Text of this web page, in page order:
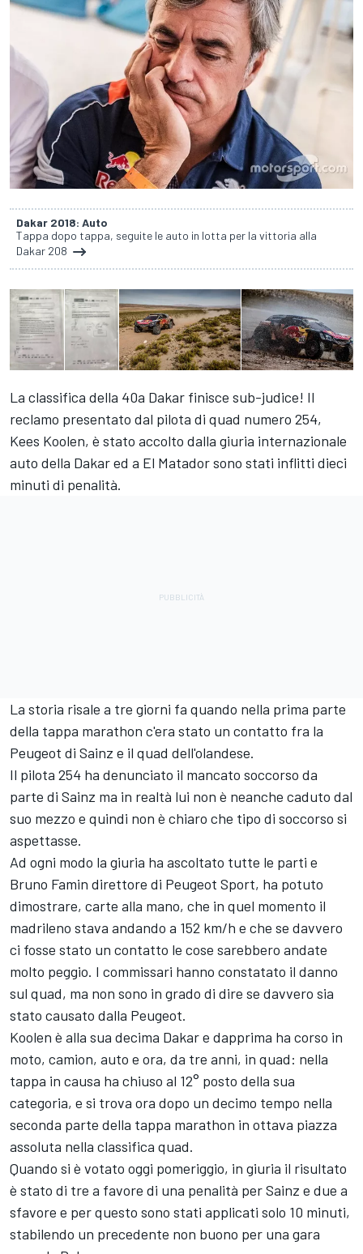
Dakar 2018: Auto
Tappa dopo tappa, seguite le auto in lotta per la vittoria alla
Dakar 208
La classifica della 40a Dakar finisce sub-judice! Il
reclamo presentato dal pilota di quad numero 254,
Kees Koolen, è stato accolto dalla giuria internazionale
auto della Dakar ed a El Matador sono stati inflitti dieci
minuti di penalità.
La storia risale a tre giorni fa quando nella prima parte
della tappa marathon c'era stato un contatto fra la
Peugeot di Sainz e il quad dell'olandese.
Il pilota 254 ha denunciato il mancato soccorso da
parte di Sainz ma in realtà lui non è neanche caduto dal
suo mezzo e quindi non è chiaro che tipo di soccorso si
aspettasse.
Ad ogni modo la giuria ha ascoltato tutte le parti e
Bruno Famin direttore di Peugeot Sport, ha potuto
dimostrare, carte alla mano, che in quel momento il
madrileno stava andando a 152 km/h e che se davvero
ci fosse stato un contatto le cose sarebbero andate
molto peggio. I commissari hanno constatato il danno
sul quad, ma non sono in grado di dire se davvero sia
stato causato dalla Peugeot.
Koolen è alla sua decima Dakar e dapprima ha corso in
moto, camion, auto e ora, da tre anni, in quad: nella
tappa in causa ha chiuso al 12° posto della sua
categoria, e si trova ora dopo un decimo tempo nella
seconda parte della tappa marathon in ottava piazza
assoluta nella classifica quad.
Quando si è votato oggi pomeriggio, in giuria il risultato
è stato di tre a favore di una penalità per Sainz e due a
sfavore e per questo sono stati applicati solo 10 minuti,
stabilendo un precedente non buono per una gara